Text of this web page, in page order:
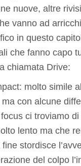
nuove, altre
vanno ad
in questo
che fanno capo
chiamata Drive:
molto simile
con alcune
ci troviamo
lento ma che
stordisce
del colpo